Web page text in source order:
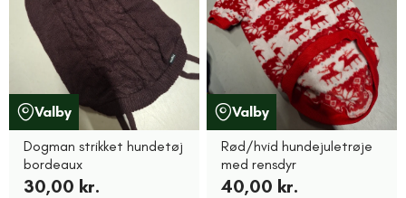
Valby
Dogman strikket hundetøj
bordeaux
30,00 kr.
Valby
Rød/hvid hundejuletrøje
med rensdyr
40,00 kr.